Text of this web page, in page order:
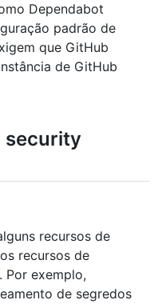
Dependabot
padrão de
que GitHub
de GitHub
security
recursos de
recursos de
Por exemplo,
de segredos